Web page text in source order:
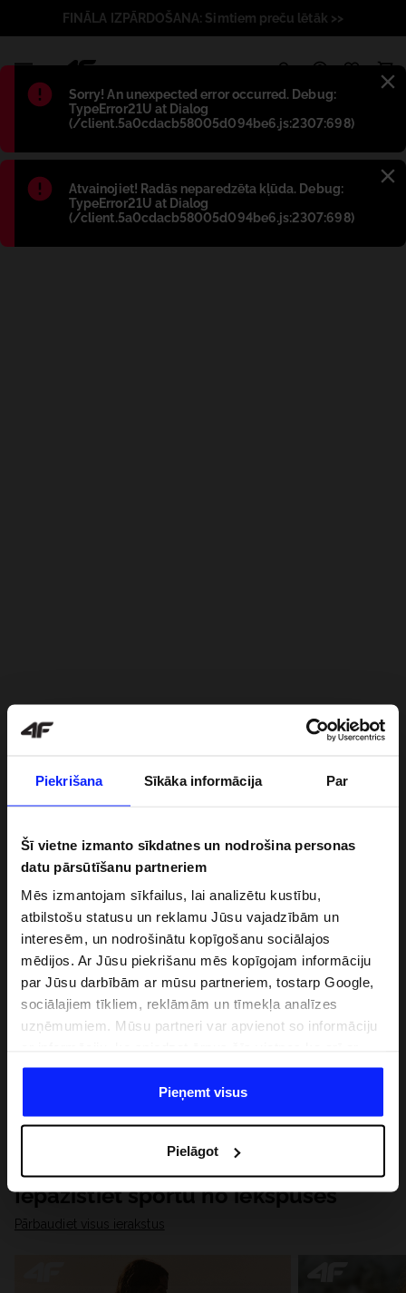
Piekrišana Sīkāka informācija Par
Šī vietne izmanto sīkdatnes un nodrošina personas
datu pārsūtīšanu partneriem
Mēs izmantojam sīkfailus, lai analizētu kustību,
atbilstošu statusu un reklamu Jūsu vajadzībām un
interesēm, un nodrošinātu kopīgošanu sociālajos
mēdijos. Ar Jūsu piekrišanu mēs kopīgojam informāciju
par Jūsu darbībām ar mūsu partneriem, tostarp Google,
sociālajiem tīkliem, reklāmām un tīmekļa analīzes
uzņēmumiem. Mūsu partneri var apvienot so informāciju
datiem, ko viņi iegūst, izmantojot viņu pakalpojumus. Ar
Jūsu atļauju, mēs varam pārsūtīt Jūsu personas datus
saviem partneriem, lai uzlabotu veidu, kadā tiek rādīta
saturu un uzlabotu mūsu partneru piedāvātos risinajumus
( piem. socialos tīklus). Detalizētu informāciju var atrast
mūsu Privātuma politikā un sadaļā "Detaļas".
Pieņemt visus
Pielāgot
Błąd:
Sorry! An unexpected error occurred. Debug:
TypeError21U at Dialog
(/client.5a0cdacb58005d094be6.js:2307:698)
Błąd:
Atvainojiet! Radās neparedzēta kļūda. Debug:
TypeError21U at Dialog
(/client.5a0cdacb58005d094be6.js:2307:698)
FINĀLA IZPĀRDOŠANA: Simtiem preču lētāk >>
Iepazīstiet sportu no iekšpuses
Pārbaudiet visus ierakstus